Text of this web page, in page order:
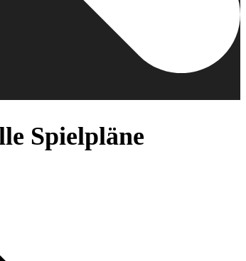
Spielpläne